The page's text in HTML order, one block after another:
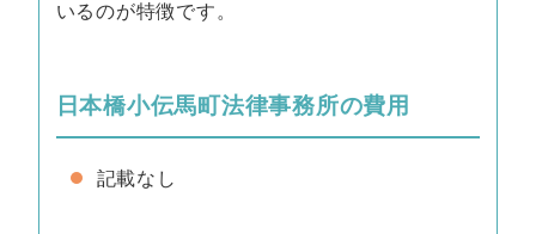
いるのが特徴です。
日本橋小伝馬町法律事務所の費用
記載なし